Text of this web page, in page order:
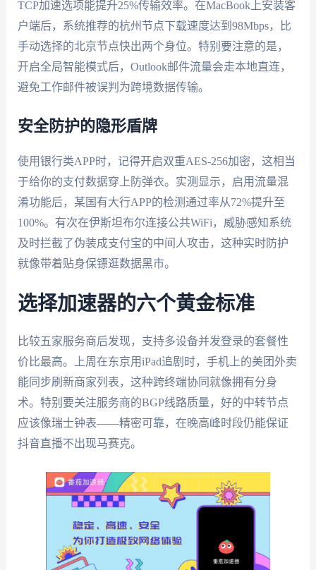
TCP加速选项能提升25%传输效率。在MacBook上安装客
户端后，系统推荐的杭州节点下载速度达到98Mbps，比
手动选择的北京节点快出两个身位。特别要注意的是，
开启全局智能模式后，Outlook邮件流量会走本地直连，
避免工作邮件被误判为跨境数据传输。
安全防护的隐形盾牌
使用银行类APP时，记得开启双重AES-256加密，这相当
于给你的支付数据穿上防弹衣。实测显示，启用流量混
淆功能后，某国有大行APP的检测通过率从72%提升至
100%。有次在伊斯坦布尔连接公共WiFi，威胁感知系统
及时拦截了伪装成支付宝的中间人攻击，这种实时防护
就像带着贴身保镖逛数据黑市。
选择加速器的六个黄金标准
比较五家服务商后发现，支持多设备并发登录的套餐性
价比最高。上周在东京用iPad追剧时，手机上的美团外卖
能同步刷新商家列表，这种跨终端协同就像拥有分身
术。特别要关注服务商的BGP线路质量，好的中转节点
应该像瑞士钟表——精密可靠，在晚高峰时段仍能保证
抖音直播不出现马赛克。